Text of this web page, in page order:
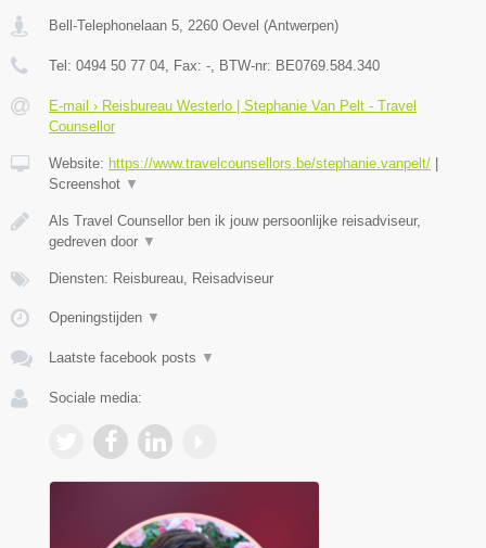
Bell-Telephonelaan 5, 2260 Oevel (Antwerpen)
Tel: 0494 50 77 04, Fax: -, BTW-nr: BE0769.584.340
E-mail › Reisbureau Westerlo | Stephanie Van Pelt - Travel
Counsellor
Website: https://www.travelcounsellors.be/stephanie.vanpelt/
Screenshot ▼
Als Travel Counsellor ben ik jouw persoonlijke reisadviseur,
gedreven door ▼
Diensten: Reisbureau, Reisadviseur
Openingstijden ▼
Laatste facebook posts ▼
Sociale media: